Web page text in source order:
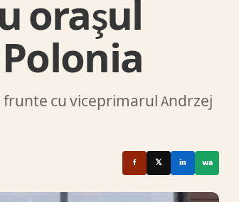
oraşul
cu viceprimarul Andrzej
f 𝕏 in wa